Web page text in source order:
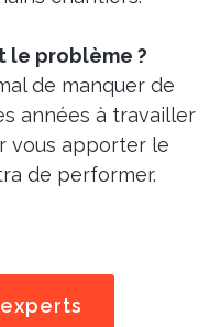
le problème ?
de manquer de
années à travailler
vous apporter le
de performer.